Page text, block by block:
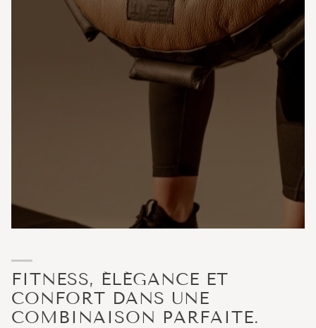
FITNESS, ÉLÉGANCE ET
CONFORT DANS UNE
COMBINAISON PARFAITE.